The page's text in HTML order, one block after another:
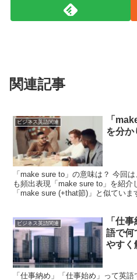
関連記事
ビジネス英語関連
「
を分か
「make sure to」の意味は？ 今回
も頻出表現「make sure to」を紹介
「make sure (+that節)」と似てい
ビジネス英語関連
「仕
語で何
やすく
「仕事納め」「仕事始め」って英